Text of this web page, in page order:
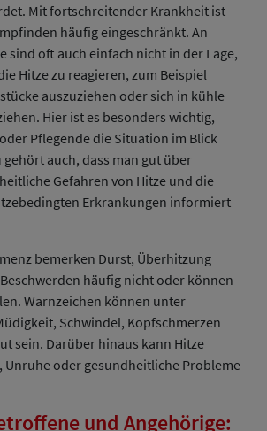
Mit fortschreitender Krankheit ist
häufig eingeschränkt. An
sind oft auch einfach nicht in der Lage,
Hitze zu reagieren, zum Beispiel
auszuziehen oder sich in kühle
Hier ist es besonders wichtig,
Pflegende die Situation im Blick
gehört auch, dass man gut über
Gefahren von Hitze und die
Erkrankungen informiert
bemerken Durst, Überhitzung
häufig nicht oder können
Warnzeichen können unter
Schwindel, Kopfschmerzen
sein. Darüber hinaus kann Hitze
oder gesundheitliche Probleme
und Angehörige: